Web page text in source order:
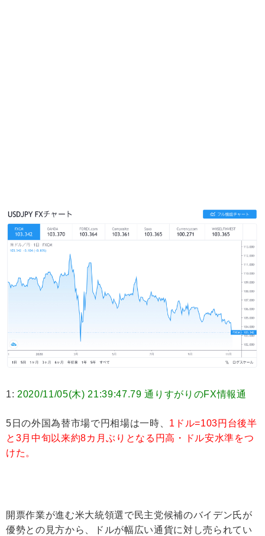
1: 2020/11/05(木) 21:39:47.79 通りすがりのFX情報通
5日の外国為替市場で円相場は一時、 1ドル=103円台後半
と3月中旬以来約8カ月ぶりとなる円高・ドル安水準をつ
けた。
開票作業が進む米大統領選で民主党候補のバイデン氏が
優勢との見方から、ドルが幅広い通貨に対し売られてい